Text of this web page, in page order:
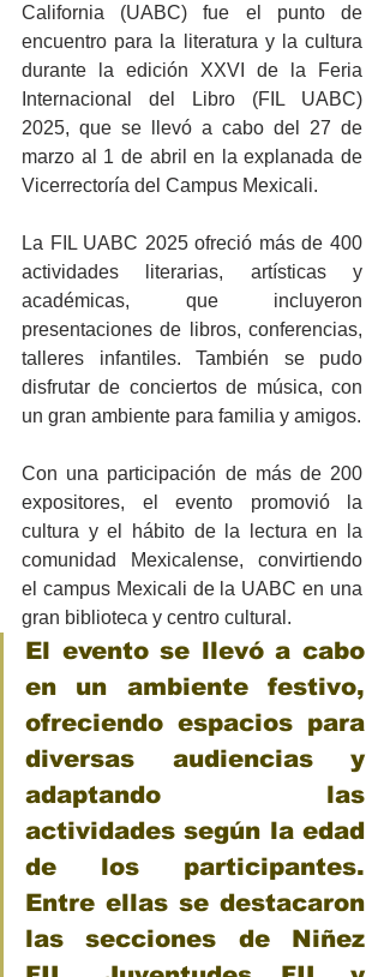
California (UABC) fue el punto de
encuentro para la literatura y la cultura
durante la edición XXVI de la Feria
Internacional del Libro (FIL UABC)
2025, que se llevó a cabo del 27 de
marzo al 1 de abril en la explanada de
Vicerrectoría del Campus Mexicali.
La FIL UABC 2025 ofreció más de 400
actividades literarias, artísticas y
académicas, que incluyeron
presentaciones de libros, conferencias,
talleres infantiles. También se pudo
disfrutar de conciertos de música, con
Con una participación de más de 200
expositores, el evento promovió la
cultura y el hábito de la lectura en la
comunidad Mexicalense, convirtiendo
el campus Mexicali de la UABC en una
gran biblioteca y centro cultural.
El evento se llevó a cabo
en un ambiente festivo,
ofreciendo espacios para
diversas audiencias y
adaptando las
actividades según la edad
de los participantes.
Entre ellas se destacaron
las secciones de Niñez